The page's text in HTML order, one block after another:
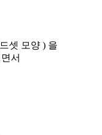
셋 모양 ) 을
서